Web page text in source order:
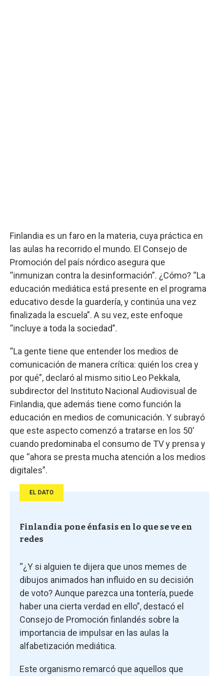
Finlandia es un faro en la materia, cuya práctica en
las aulas ha recorrido el mundo. El Consejo de
Promoción del país nórdico asegura que
“inmunizan contra la desinformación”. ¿Cómo? “La
educación mediática está presente en el programa
educativo desde la guardería, y continúa una vez
finalizada la escuela”. A su vez, este enfoque
“incluye a toda la sociedad”.
“La gente tiene que entender los medios de
comunicación de manera crítica: quién los crea y
por qué”, declaró al mismo sitio Leo Pekkala,
subdirector del Instituto Nacional Audiovisual de
Finlandia, que además tiene como función la
educación en medios de comunicación. Y subrayó
que este aspecto comenzó a tratarse en los 50’
cuando predominaba el consumo de TV y prensa y
que “ahora se presta mucha atención a los medios
digitales”.
EL DATO
Finlandia pone énfasis en lo que se ve en
redes
“¿Y si alguien te dijera que unos memes de
dibujos animados han influido en su decisión
de voto? Aunque parezca una tontería, puede
haber una cierta verdad en ello”, destacó el
Consejo de Promoción finlandés sobre la
importancia de impulsar en las aulas la
alfabetización mediática.
Este organismo remarcó que aquellos que